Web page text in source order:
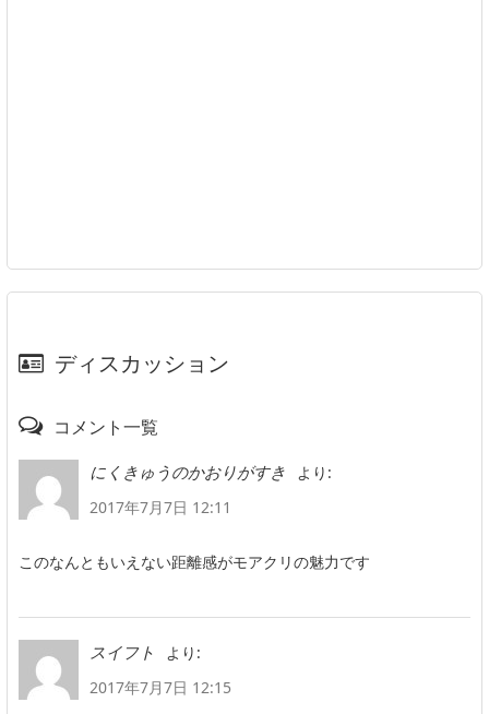
ディスカッション
コメント一覧
にくきゅうのかおりがすき
より:
2017年7月7日 12:11
このなんともいえない距離感がモアクリの魅力です
スイフト
より:
2017年7月7日 12:15